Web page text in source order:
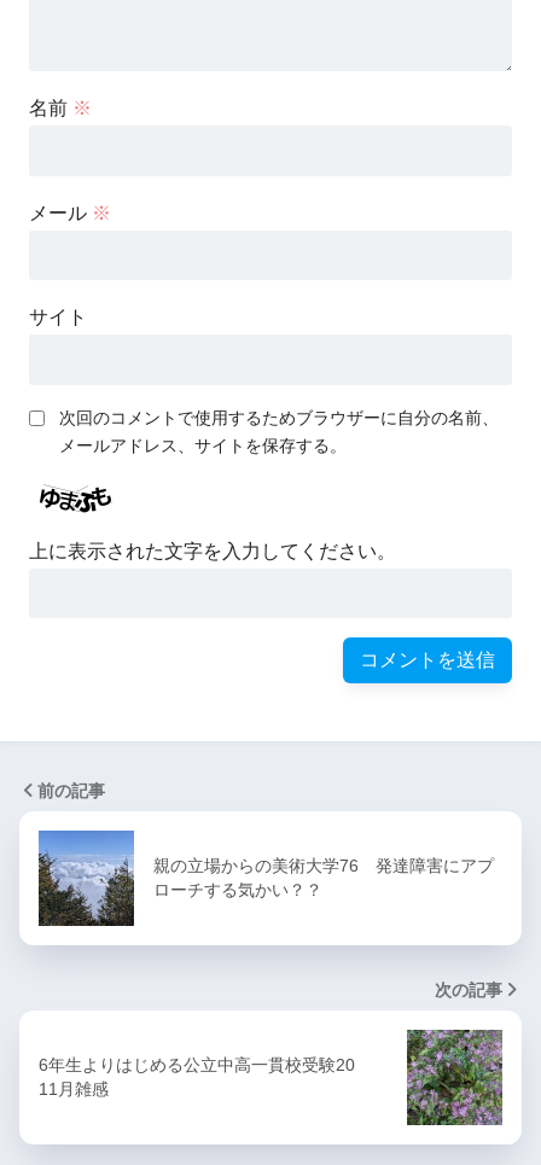
名前 ※
メール ※
サイト
次回のコメントで使用するためブラウザーに自分の名前、
メールアドレス、サイトを保存する。
上に表示された文字を入力してください。
前の記事
親の立場からの美術大学76 発達障害にアプ
ローチする気かい？？
次の記事
6年生よりはじめる公立中高一貫校受験20
11月雑感